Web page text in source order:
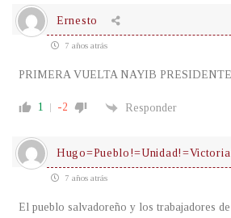
Ernesto
7 años atrás
PRIMERA VUELTA NAYIB
1 -2 Responder
7 años atrás
El pueblo salvadoreño y los trabajadores